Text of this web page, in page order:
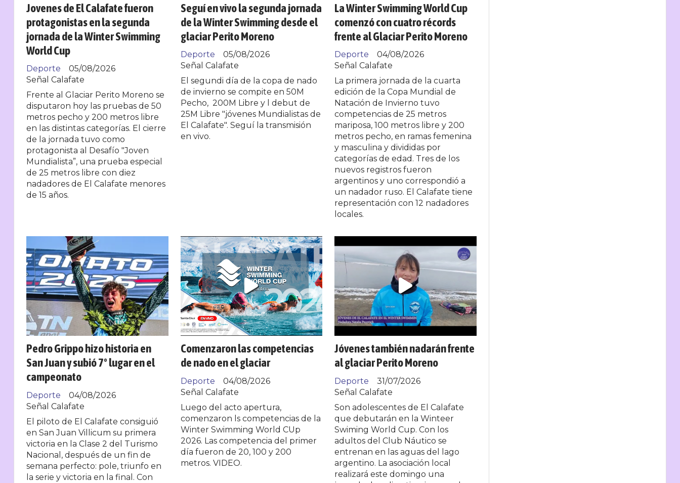
Jovenes de El Calafate fueron
protagonistas en la segunda
jornada de la Winter Swimming
World Cup
Señal Calafate
Deporte 05/08/2026
Frente al Glaciar Perito Moreno se
disputaron hoy las pruebas de 50
metros pecho y 200 metros libre
en las distintas categorías. El cierre
de la jornada tuvo como
protagonista al Desafío "Joven
Mundialista”, una prueba especial
de 25 metros libre con diez
nadadores de El Calafate menores
de 15 años.
Seguí en vivo la segunda jornada
de la Winter Swimming desde el
glaciar Perito Moreno
Señal Calafate
Deporte 05/08/2026
El segundi día de la copa de nado
de invierno se compite en 50M
Pecho, 200M Libre y l debut de
25M Libre "jóvenes Mundialistas de
El Calafate". Seguí la transmisión
en vivo.
La Winter Swimming World Cup
comenzó con cuatro récords
frente al Glaciar Perito Moreno
Señal Calafate
Deporte 04/08/2026
La primera jornada de la cuarta
edición de la Copa Mundial de
Natación de Invierno tuvo
competencias de 25 metros
mariposa, 100 metros libre y 200
metros pecho, en ramas femenina
y masculina y divididas por
categorías de edad. Tres de los
nuevos registros fueron
argentinos y uno correspondió a
un nadador ruso. El Calafate tiene
representación con 12 nadadores
locales.
Pedro Grippo hizo historia en
San Juan y subió 7º lugar en el
campeonato
Señal Calafate
Deporte 04/08/2026
El piloto de El Calafate consiguió
en San Juan Villicum su primera
victoria en la Clase 2 del Turismo
Nacional, después de un fin de
semana perfecto: pole, triunfo en
la serie y victoria en la final. Con
Comenzaron las competencias
de nado en el glaciar
Señal Calafate
Deporte 04/08/2026
Luego del acto apertura,
comenzaron ls competencias de la
Winter Swimming World CUp
2026. Las competencia del primer
día fueron de 20, 100 y 200
metros. VIDEO.
Jóvenes también nadarán frente
al glaciar Perito Moreno
Señal Calafate
Deporte 31/07/2026
Son adolescentes de El Calafate
que debutarán en la Winteer
Swiming World Cup. Con los
adultos del Club Náutico se
entrenan en las aguas del lago
argentino. La asociación local
realizará este domingo una